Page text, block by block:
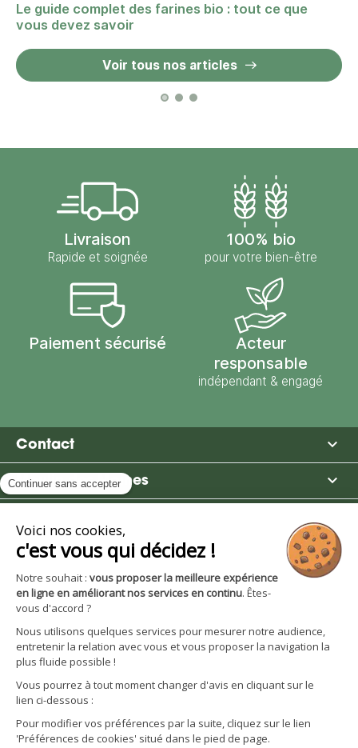
Le guide complet des farines bio : tout ce que
vous devez savoir
Voir tous nos articles
Livraison
Rapide et soignée
100% bio
pour votre bien-être
Paiement sécurisé
Acteur
responsable
indépendant & engagé
Contact 
Moulin des Moines 
Avantages et services 